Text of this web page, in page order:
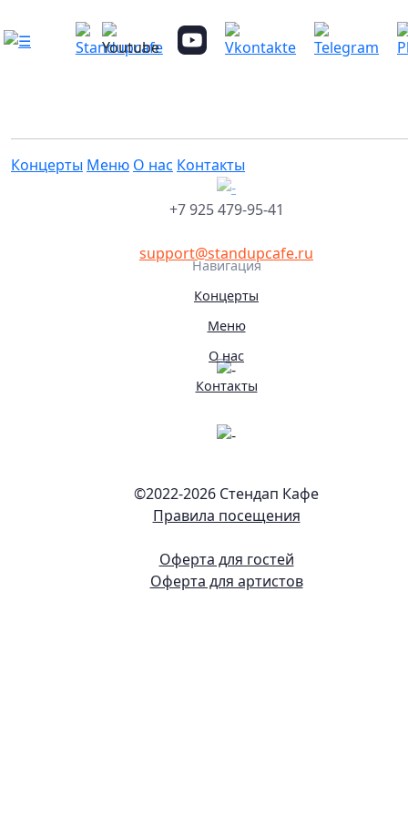
Концерты Меню О нас Контакты
Лера» вечеринка миниатюр
+7 925 479-95-41
support@standupcafe.ru
Навигация
Концерты
Меню
О нас
Контакты
©2022-2026 Стендап Кафе
Правила посещения
Оферта для гостей
Оферта для артистов